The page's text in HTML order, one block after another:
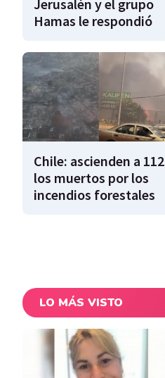
Jerusalén y el grupo
Hamas le respondió
Chile: ascienden a 112
los muertos por los
incendios forestales
LO MÁS VISTO